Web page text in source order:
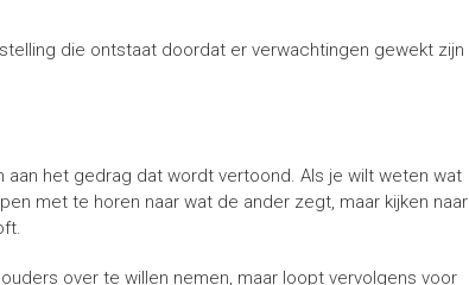
die ontstaat doordat er verwachtingen gewekt zijn
het gedrag dat wordt vertoond. Als je wilt weten wat
met te horen naar wat de ander zegt, maar kijken naar
over te willen nemen, maar loopt vervolgens voor